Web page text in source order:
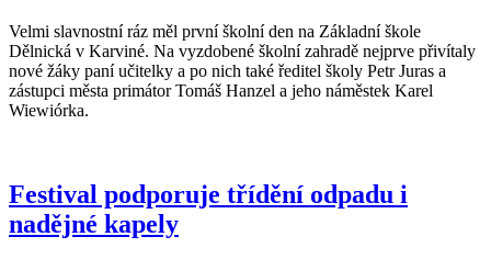
Velmi slavnostní ráz měl první školní den na Základní škole
Dělnická v Karviné. Na vyzdobené školní zahradě nejprve přivítaly
nové žáky paní učitelky a po nich také ředitel školy Petr Juras a
zástupci města primátor Tomáš Hanzel a jeho náměstek Karel
Wiewiórka.
Festival podporuje třídění odpadu i
nadějné kapely